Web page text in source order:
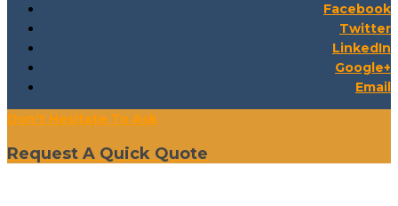
Facebook
Twitter
LinkedIn
Google+
Email
Don't Hesitate To Ask
Request A Quick Quote